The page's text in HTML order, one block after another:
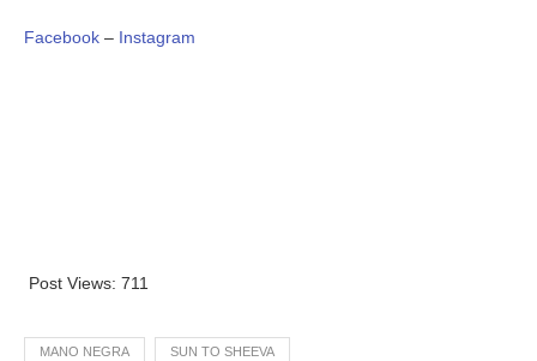
Facebook – Instagram
Post Views: 711
MANO NEGRA SUN TO SHEEVA